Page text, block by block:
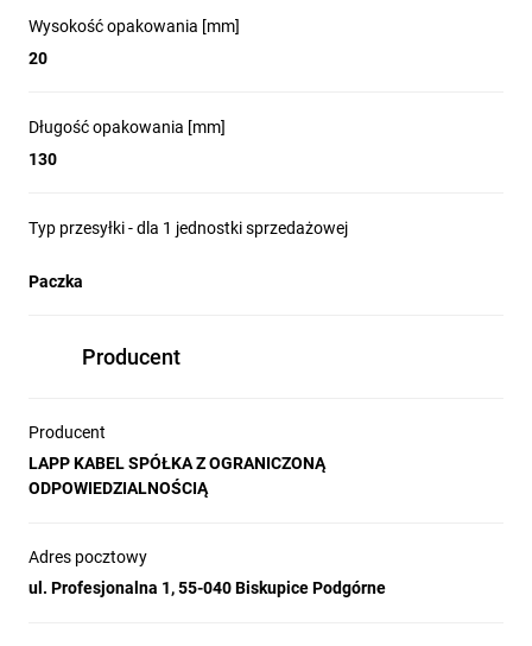
Wysokość opakowania [mm]
20
Długość opakowania [mm]
130
Typ przesyłki - dla 1 jednostki sprzedażowej
Paczka
Producent
Producent
LAPP KABEL SPÓŁKA Z OGRANICZONĄ
ODPOWIEDZIALNOŚCIĄ
Adres pocztowy
ul. Profesjonalna 1, 55-040 Biskupice Podgórne